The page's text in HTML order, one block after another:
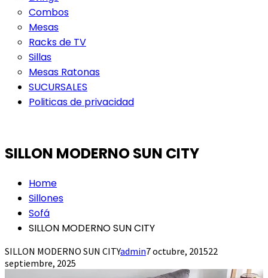
Combos
Mesas
Racks de TV
Sillas
Mesas Ratonas
SUCURSALES
Politicas de privacidad
SILLON MODERNO SUN CITY
Home
Sillones
Sofá
SILLON MODERNO SUN CITY
SILLON MODERNO SUN CITYadmin7 octubre, 201522
septiembre, 2025